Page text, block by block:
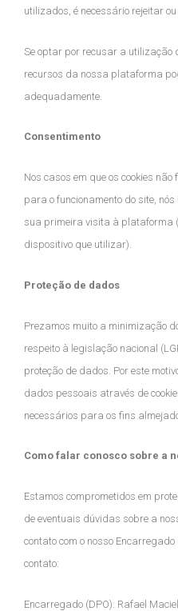
utilizados, é necessário rejeitar
Se optar por recusar a utilização
recursos da nossa plataforma
adequadamente.
Consentimento
Nos casos em que os cookies
para o funcionamento do site,
sua primeira visita à plataforma
dispositivo que utilizar).
Proteção de dados
Prezamos muito a minimização
respeito à legislação nacional
proteção de dados. Por este
dados pessoais através de
necessários para os fins
Como falar conosco sobre a
Estamos comprometidos em
de eventuais dúvidas sobre a
contato com o nosso
contato:
Encarregado (DPO): Rafael